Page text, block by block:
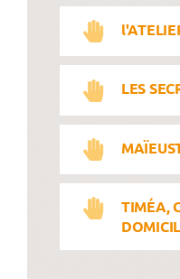
LES
TIMÉA,